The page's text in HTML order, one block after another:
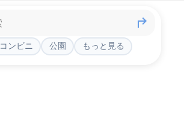
コンビニ 公園 もっと見る